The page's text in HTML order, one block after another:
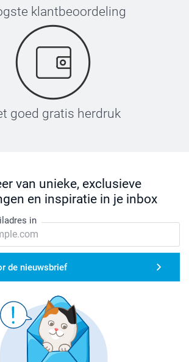
klantbeoordeling
goed gratis herdruk
van unieke, exclusieve
en inspiratie in je inbox
in
de nieuwsbrief